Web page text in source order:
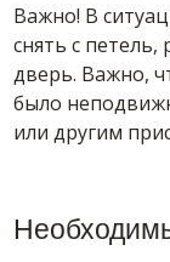
Важно! В
снять с
дверь. Важно,
было
или другим